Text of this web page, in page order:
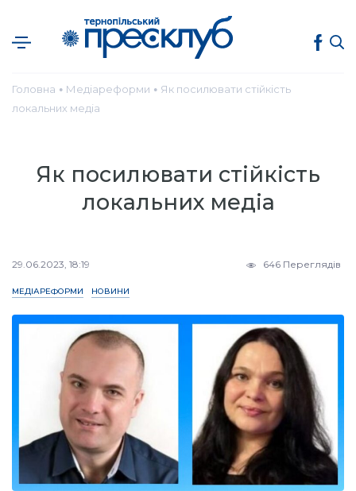
Головна ● Медіареформи ● Як посилювати стійкість
локальних медіа
Як посилювати стійкість
локальних медіа
29.06.2023, 18:19 646 Переглядів
МЕДІАРЕФОРМИ НОВИНИ